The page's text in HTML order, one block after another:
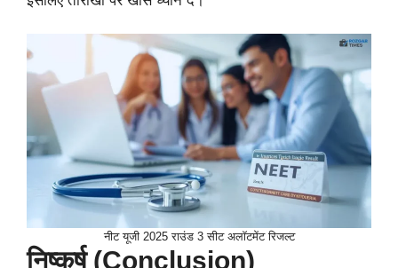
नीट यूजी 2025 राउंड 3 सीट अलॉटमेंट रिजल्ट
निष्कर्ष (Conclusion)